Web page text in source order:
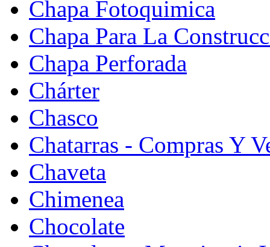
Chapa Fotoquimica
Chapa Para La
Chapa Perforada
Chárter
Chasco
Chatarras - Compras Y
Chaveta
Chimenea
Chocolate